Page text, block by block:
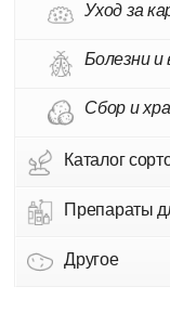
Уход за
Болезни и
Сбор и
Каталог
Препараты
Другое